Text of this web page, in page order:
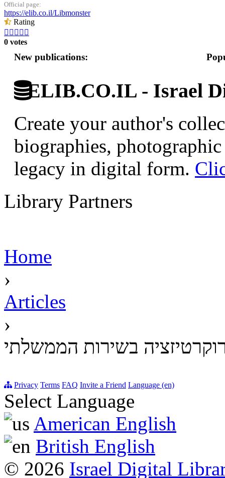
Official page:
https://elib.co.il/Libmonster
Rating
    
0 votes
New publications:
ELIB.CO.IL - Israel
Create your author's
biographies,
legacy in digital form.
Library Partners
Home
›
Articles
›
בשירות הממשלתי
Privacy Terms FAQ Invite a Friend Language (en)
Select Language
American English
British English
© 2026 Israel Digital